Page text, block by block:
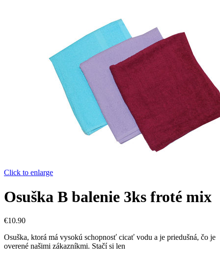
Click to enlarge
Osuška B balenie 3ks froté mix
€10.90
Osuška, ktorá má vysokú schopnosť cicať vodu a je priedušná, čo je
overené našimi zákazníkmi. Stačí si len